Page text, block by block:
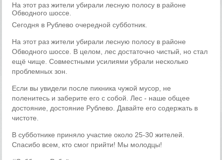
На этот раз жители убирали лесную полосу в районе
Обводного шоссе.
Сегодня в Рублево очередной субботник.
На этот раз жители убирали лесную полосу в районе
Обводного шоссе. В целом, лес достаточно чистый, но стал
ещё чище. Совместными усилиями убрали несколько
проблемных зон.
Если вы увидели после пикника чужой мусор, не
поленитесь и заберите его с собой. Лес - наше общее
достояние, достояние Рублево. Давайте его содержать в
чистоте.
В субботнике приняло участие около 25-30 жителей.
Спасибо всем, кто смог прийти! Мы молодцы!